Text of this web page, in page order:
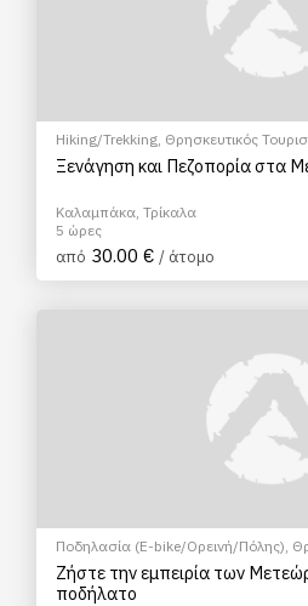
Hiking/Trekking, Θρησκευτικός
Αξιοθέατα
Ξενάγηση και Πεζοπορία στα
Καλαμπάκα, Τρίκαλα
5 ώρες
από 30.00 € / άτομο
Ποδηλασία (E-bike/Ορεινή/Πόλης),
Ξεναγήσεις/Αξιοθέατα
Πολιτιστικά -
Ζήστε την εμπειρία των
ποδήλατο